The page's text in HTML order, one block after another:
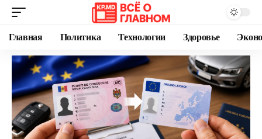
Главная Политика Технологии Здоровье